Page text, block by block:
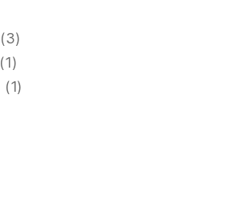
(3)
(1)
(1)